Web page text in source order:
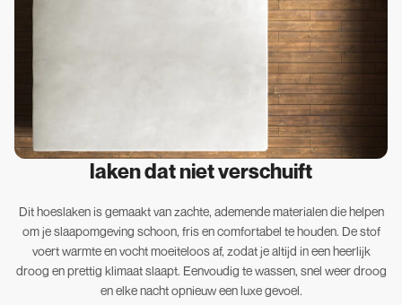
laken dat niet verschuift
Dit hoeslaken is gemaakt van zachte, ademende materialen die helpen
om je slaapomgeving schoon, fris en comfortabel te houden. De stof
voert warmte en vocht moeiteloos af, zodat je altijd in een heerlijk
droog en prettig klimaat slaapt. Eenvoudig te wassen, snel weer droog
en elke nacht opnieuw een luxe gevoel.